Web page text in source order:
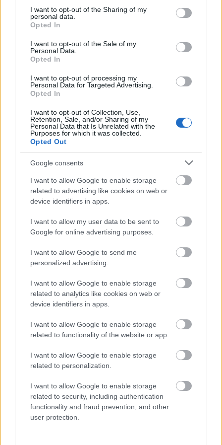
not limited to your visit or usage behaviour. You may click to
grant or deny consent to Google and its third-party tags to
use your data for below specified purposes in below Google
consent section.
I want to opt-out of the Sharing of my
personal data.
Opted In
I want to opt-out of the Sale of my
Personal Data.
Opted In
I want to opt-out of processing my
Personal Data for Targeted Advertising.
Opted In
I want to opt-out of Collection, Use,
Retention, Sale, and/or Sharing of my
Personal Data that Is Unrelated with the
Purposes for which it was collected.
Opted Out
Google consents
I want to allow Google to enable storage
related to advertising like cookies on web or
device identifiers in apps.
I want to allow my user data to be sent to
Google for online advertising purposes.
I want to allow Google to send me
personalized advertising.
I want to allow Google to enable storage
related to analytics like cookies on web or
device identifiers in apps.
I want to allow Google to enable storage
related to functionality of the website or app.
I want to allow Google to enable storage
related to personalization.
I want to allow Google to enable storage
related to security, including authentication
functionality and fraud prevention, and other
user protection.
művészgeneráció jól ismeri Munkácsyt,
ugyanis a festőművész-hallgatók számára a
érzékeny, drámai festészetet többek között
Munkácsy művei alapján tanulták. Várhatóan
múzeumot hétköznapokon 7-8 ezren,
hétvégenként átlagosan naponta 10 ezren
kiállítás Sanghaj után Pekingbe, majd
Moszkvába utazik tovább.
Forrás: MTI
LELEPLEZTÉK MUNKÁCSY MIHÁLY EDDIG
AZ EMBERSÉG ÜNNEPE